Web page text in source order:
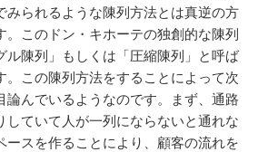
みられるような陳列方法とは真逆の方
。このドン・キホーテの独創的な陳列
ル陳列」もしくは「圧縮陳列」と呼ば
。この陳列方法をすることによって次
論んでいるようなのです。まず、通路
していて人が一列にならないと通れな
ースを作ることにより、顧客の流れを